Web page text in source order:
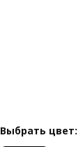
Выбрать цвет: